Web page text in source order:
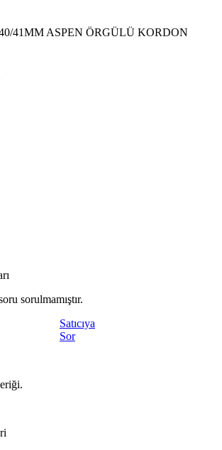
41MM ASPEN ÖRGÜLÜ KORDON
sorulmamıştır.
Satıcıya
Sor